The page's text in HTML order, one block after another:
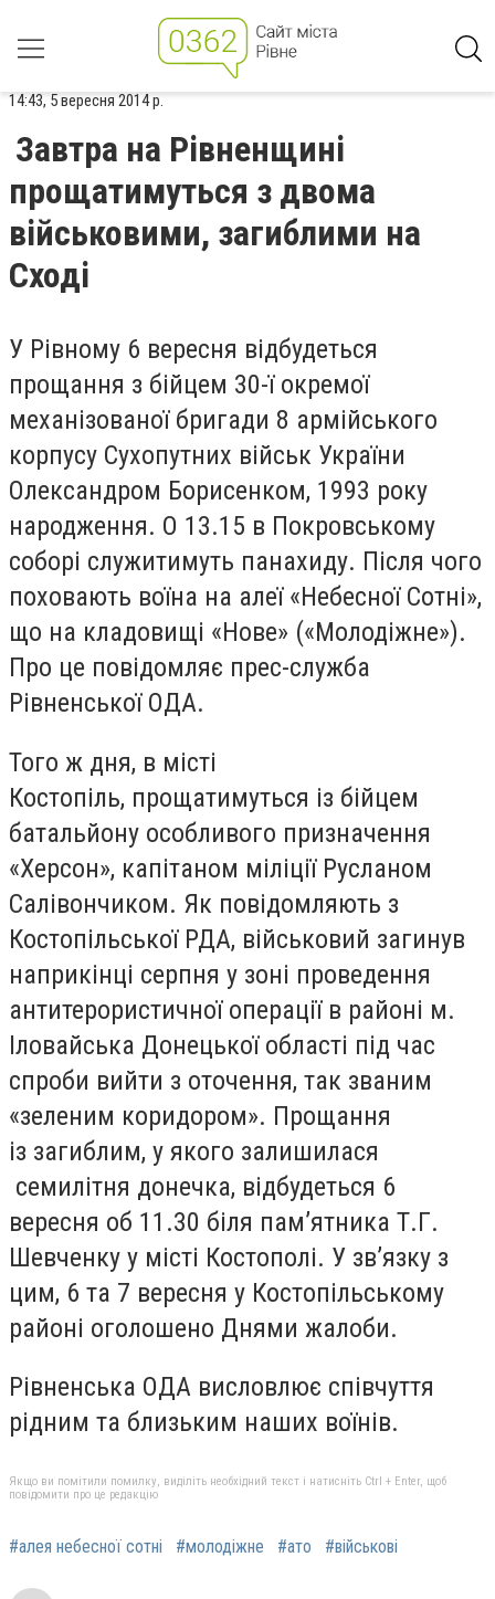
14:43, 5 вересня 2014 р.
Завтра на Рівненщині
прощатимуться з двома
військовими, загиблими на
Сході
У Рівному 6 вересня відбудеться
прощання з бійцем 30-ї окремої
механізованої бригади 8 армійського
корпусу Сухопутних військ України
Олександром Борисенком, 1993 року
народження. О 13.15 в Покровському
соборі служитимуть панахиду. Після чого
поховають воїна на алеї «Небесної Сотні»,
що на кладовищі «Нове» («Молодіжне»).
Про це повідомляє прес-служба
Рівненської ОДА.
Того ж дня, в місті
Костопіль, прощатимуться із бійцем
батальйону особливого призначення
«Херсон», капітаном міліції Русланом
Салівончиком. Як повідомляють з
Костопільської РДА, військовий загинув
наприкінці серпня у зоні проведення
антитерористичної операції в районі м.
Іловайська Донецької області під час
спроби вийти з оточення, так званим
«зеленим коридором». Прощання
із загиблим, у якого залишилася
семилітня донечка, відбудеться 6
вересня об 11.30 біля пам’ятника Т.Г.
Шевченку у місті Костополі. У зв’язку з
цим, 6 та 7 вересня у Костопільському
районі оголошено Днями жалоби.
Рівненська ОДА висловлює співчуття
рідним та близьким наших воїнів.
Якщо ви помітили помилку, виділіть необхідний текст і натисніть Ctrl + Enter, щоб
повідомити про це редакцію
#алея небесної сотні #молодіжне #ато #військові